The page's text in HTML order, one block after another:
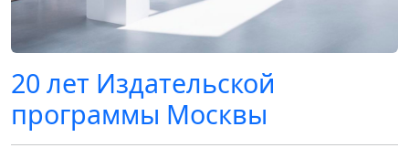
20 лет Издательской
программы Москвы